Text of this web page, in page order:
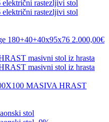
180+40+40x95x76 2.000,00€
MASIVA HRAST